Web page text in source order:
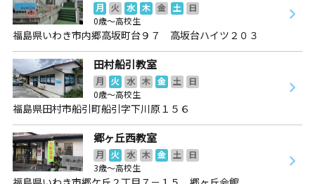
月 火 水 木 金 土
日
0歳～高校生
福島県いわき市内郷高坂町台９７ 高坂台ハイツ２０３
田村船引教室
月 火 水 木 金 土
日
0歳～高校生
福島県田村市船引町船引字下川原１５６
郷ヶ丘西教室
月 火 水 木 金 土
日
3歳～高校生